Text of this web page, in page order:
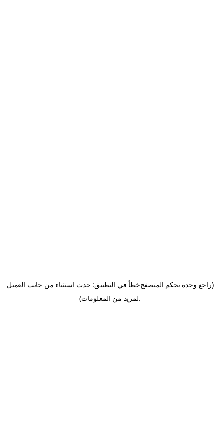
خطأ في التطبيق: حدث استثناء من جانب العميل(راجع وحدة تحكم المتصفح
لمزيد من المعلومات).